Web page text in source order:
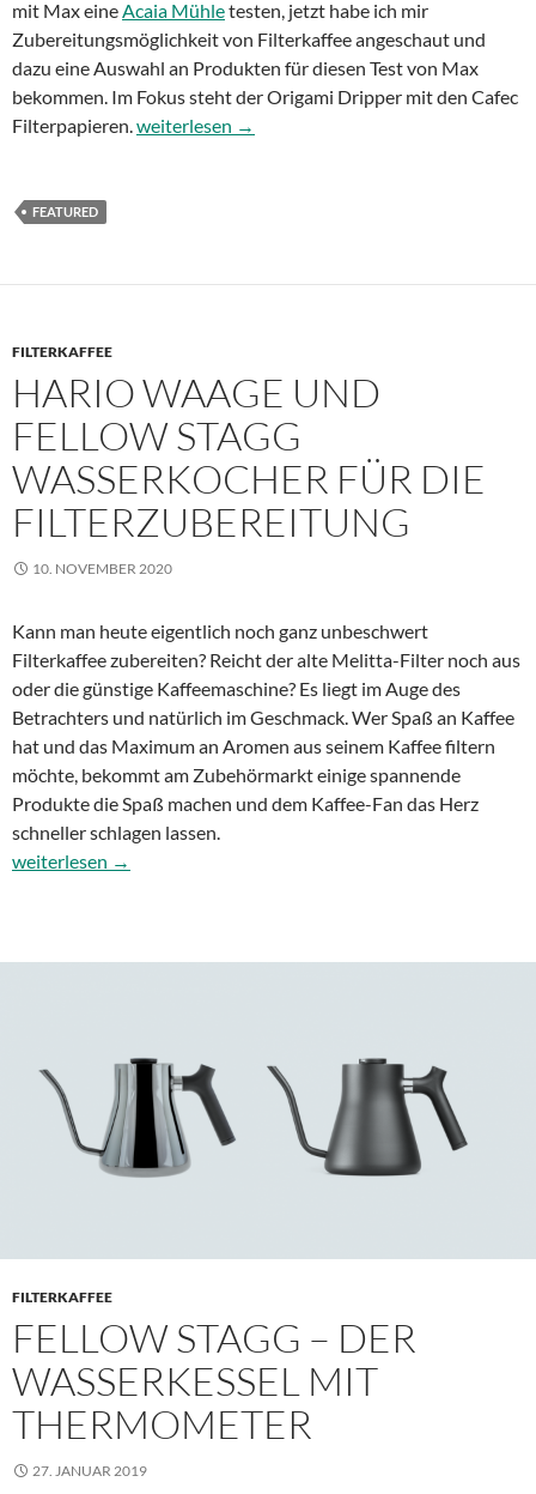
mit Max eineAcaia Mühletesten, jetzt habe ich mir
Zubereitungsmöglichkeit von Filterkaffee angeschaut und
dazu eine Auswahl an Produkten für diesen Test von Max
bekommen. Im Fokus steht der Origami Dripper mit den Cafec
Filterpapieren.Origami Dripper mit Cafec Kaffeefiltern
weiterlesen →
FEATURED
FILTERKAFFEE
HARIO WAAGE UND
FELLOW STAGG
WASSERKOCHER FÜR DIE
FILTERZUBEREITUNG
10. NOVEMBER 2020
Kann man heute eigentlich noch ganz unbeschwert
Filterkaffee zubereiten? Reicht der alte Melitta-Filter noch aus
oder die günstige Kaffeemaschine? Es liegt im Auge des
Betrachters und natürlich im Geschmack. Wer Spaß an Kaffee
hat und das Maximum an Aromen aus seinem Kaffee filtern
möchte, bekommt am Zubehörmarkt einige spannende
Produkte die Spaß machen und dem Kaffee-Fan das Herz
schneller schlagen lassen.
Hario Waage und Fellow Stagg Wasserkocher für die
weiterlesen →
FILTERKAFFEE
FELLOW STAGG – DER
WASSERKESSEL MIT
THERMOMETER
27. JANUAR 2019